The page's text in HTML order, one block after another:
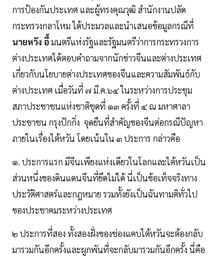
การป้องกันประเทศ และผู้ทรงคุณวุฒิ สำนักงานปลัด
กระทรวงกลาโหม ได้ประมวลและนำเสนอข้อมูลกรณีที่
นายหวัง อี้ มนตรีแห่งรัฐและรัฐมนตรีว่าการกระทรวงการ
ต่างประเทศได้ตอบคำถามจากนักข่าวจีนและต่างประเทศ
เกี่ยวกับนโยบายต่างประเทศของจีนและความสัมพันธ์กับ
ต่างประเทศ เมื่อวันที่ ๗ มี.ค.๖๔ ในระหว่างการประชุม
สภาประชาชนแห่งชาติชุดที่ ๑๓ ครั้งที่ ๔ ณ มหาศาลา
ประชาชน กรุงปักกิ่ง จุดยืนที่สำคัญของจีนต่อกรณีปัญหา
ภายในเรื่องไต้หวัน โดยเน้นใน ๓ ประการ กล่าวคือ
๑. ประการแรก มีจีนเพียงแห่งเดียวในโลกและไต้หวันเป็น
ส่วนหนึ่งของดินแดนจีนที่ยึดไม่ได้ นี่เป็นข้อเท็จจริงทาง
ประวัติศาสตร์และกฎหมาย รวมทั้งยังเป็นฉันทามติทั่วไป
ของประชาคมระหว่างประเทศ
๒ ประการที่สอง ทั้งสองฝั่งของช่องแคบไต้หวันจะต้องกลับ
มารวมกันอีกครั้งและผูกพันที่จะกลับมารวมกันอีกครั้ง นี่คือ